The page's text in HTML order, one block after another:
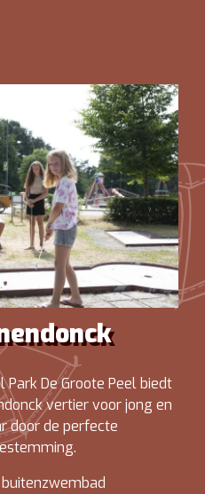
De Groote Peel biedt
vertier voor jong en
door de perfecte